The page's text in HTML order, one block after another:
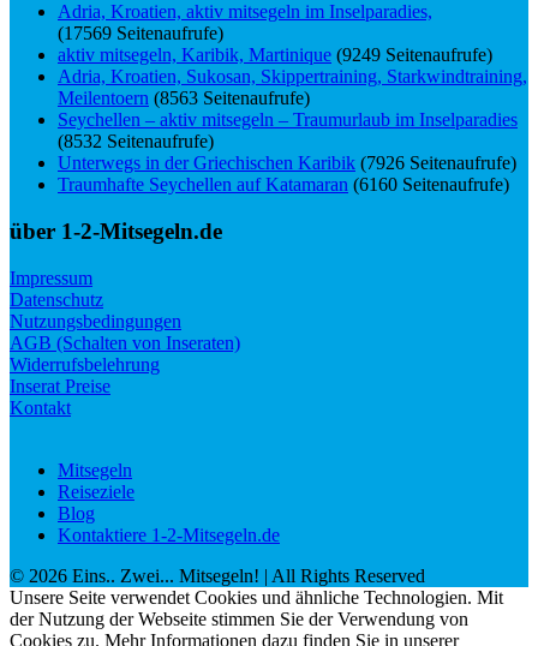
Adria, Kroatien, aktiv mitsegeln im Inselparadies,
(17569 Seitenaufrufe)
aktiv mitsegeln, Karibik, Martinique (9249 Seitenaufrufe)
Adria, Kroatien, Sukosan, Skippertraining, Starkwindtraining,
Meilentoern (8563 Seitenaufrufe)
Seychellen – aktiv mitsegeln – Traumurlaub im Inselparadies
(8532 Seitenaufrufe)
Unterwegs in der Griechischen Karibik (7926 Seitenaufrufe)
Traumhafte Seychellen auf Katamaran (6160 Seitenaufrufe)
über 1-2-Mitsegeln.de
Impressum
Datenschutz
Nutzungsbedingungen
AGB (Schalten von Inseraten)
Widerrufsbelehrung
Inserat Preise
Kontakt
Mitsegeln
Reiseziele
Blog
Kontaktiere 1-2-Mitsegeln.de
© 2026 Eins.. Zwei... Mitsegeln! | All Rights Reserved
Unsere Seite verwendet Cookies und ähnliche Technologien. Mit
der Nutzung der Webseite stimmen Sie der Verwendung von
Cookies zu. Mehr Informationen dazu finden Sie in unserer